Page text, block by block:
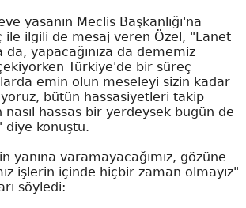
yasanın Meclis Başkanlığı'na
ile ilgili de mesaj veren Özel, "Lanet
da, yapacağınıza da dememiz
Türkiye'de bir süreç
emin olun meseleyi sizin kadar
bütün hassasiyetleri takip
hassas bir yerdeysek bugün de
diye konuştu.
yanına varamayacağımız, gözüne
işlerin içinde hiçbir zaman olmayız"
söyledi: